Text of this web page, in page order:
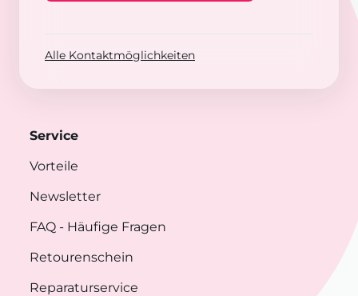
Alle Kontaktmöglichkeiten
Service
Vorteile
Newsletter
FAQ - Häufige Fragen
Retourenschein
Reparaturservice